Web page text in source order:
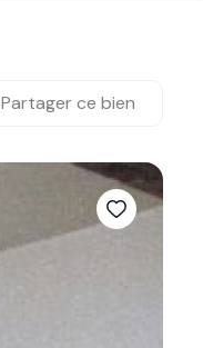
Partager ce bien